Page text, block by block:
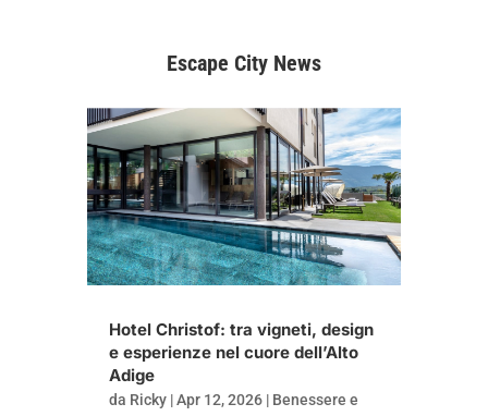
Escape City News
Hotel Christof: tra vigneti, design
e esperienze nel cuore dell’Alto
Adige
da Ricky|Apr 12, 2026| Benessere e